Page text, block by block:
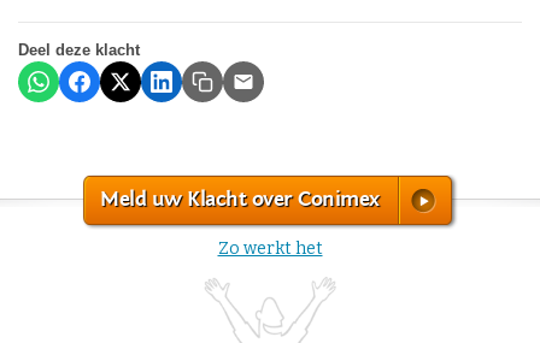
Deel deze klacht
Meld uw Klacht over Conimex
Zo werkt het